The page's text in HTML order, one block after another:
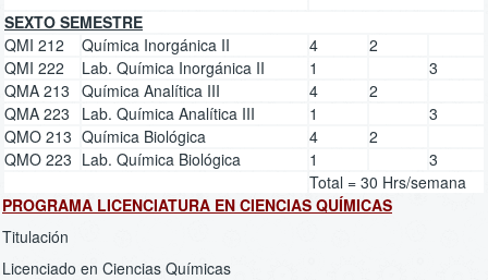
SEXTO SEMESTRE
QMI 212
Química Inorgánica II 4
2
QMI 222
Lab. Química Inorgánica II 1
3
QMA 213 Química Analítica III 4
2
QMA 223
Lab. Química Analítica III 1
3
QMO 213 Química Biológica 4
2
QMO 223 Lab. Química Biológica 1
3
Total = 30 Hrs/semana
PROGRAMA LICENCIATURA EN CIENCIAS QUÍMICAS
Titulación
Licenciado en Ciencias Químicas